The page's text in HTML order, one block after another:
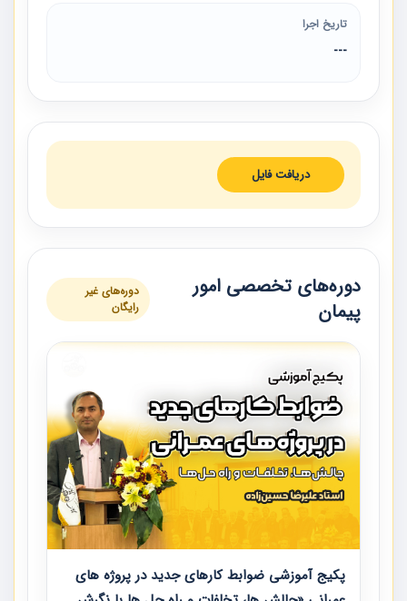
تاریخ اجرا
---
دریافت فایل
دوره‌های تخصصی امور
پیمان
دوره‌های غیر
رایگان
پکیج آموزشی ضوابط کارهای جدید در پروژه های